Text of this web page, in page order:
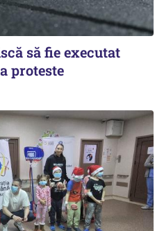
să fie executat
proteste